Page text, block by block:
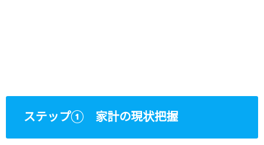
ステップ① 家計の現状把握